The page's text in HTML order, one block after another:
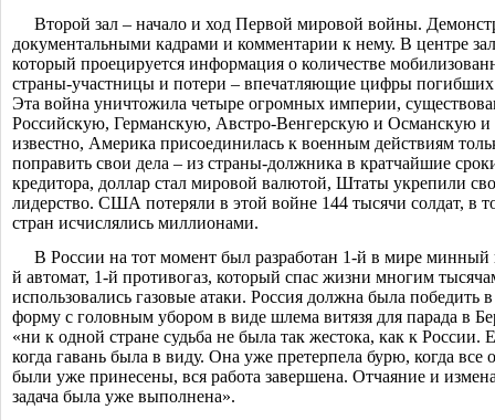
Второй зал – начало и ход Первой мировой войны.
документальными кадрами и комментарии к нему. В центре
который проецируется информация о количестве
страны-участницы и потери – впечатляющие цифры
Эта война уничтожила четыре огромных империи,
Российскую, Германскую, Австро-Венгерскую и Османскую
известно, Америка присоединилась к военным действиям
поправить свои дела – из страны-должника в кратчайшие
кредитора, доллар стал мировой валютой, Штаты укрепили
лидерство. США потеряли в этой войне 144 тысячи солдат, в
стран исчислялись миллионами.
В России на тот момент был разработан 1-й в мире минный
й автомат, 1-й противогаз, который спас жизни многим
использовались газовые атаки. Россия должна была
форму с головным убором в виде шлема витязя для парада в
«ни к одной стране судьба не была так жестока, как к России.
когда гавань была в виду. Она уже претерпела бурю, когда
были уже принесены, вся работа завершена. Отчаяние и
задача была уже выполнена».